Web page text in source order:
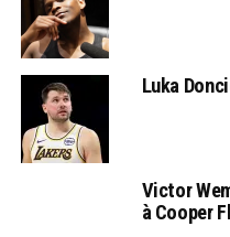
Luka
Victor
à Cooper